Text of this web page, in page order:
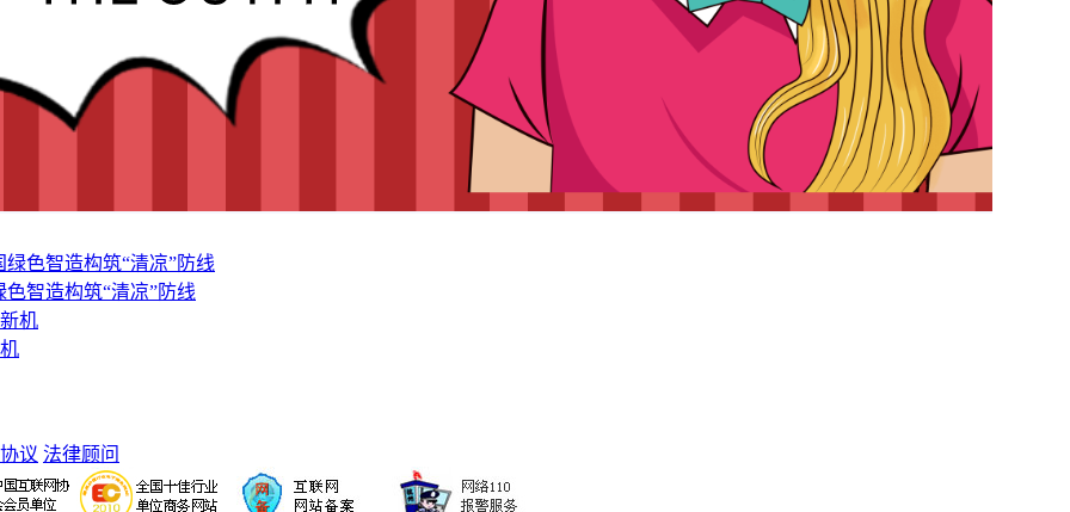
智造构筑“清凉”防线
议 法律顾问